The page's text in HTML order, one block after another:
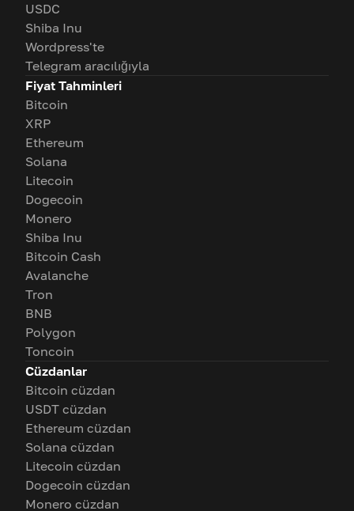
USDC
Shiba Inu
Wordpress'te
Telegram aracılığıyla
Fiyat Tahminleri
Bitcoin
XRP
Ethereum
Solana
Litecoin
Dogecoin
Monero
Shiba Inu
Bitcoin Cash
Avalanche
Tron
BNB
Polygon
Toncoin
Cüzdanlar
Bitcoin cüzdan
USDT cüzdan
Ethereum cüzdan
Solana cüzdan
Litecoin cüzdan
Dogecoin cüzdan
Monero cüzdan